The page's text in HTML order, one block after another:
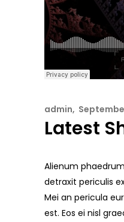
admin
Latest
Alienum
detraxit periculis
Mei an pericula
est. Eos ei nisl